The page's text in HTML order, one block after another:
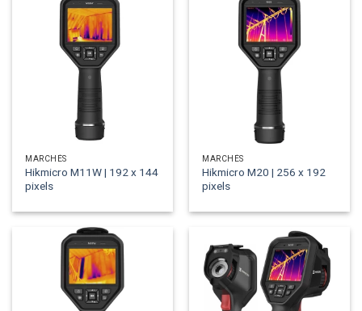
MARCHÉS
Hikmicro M11W | 192 x 144
pixels
MARCHÉS
Hikmicro M20 | 256 x 192
pixels